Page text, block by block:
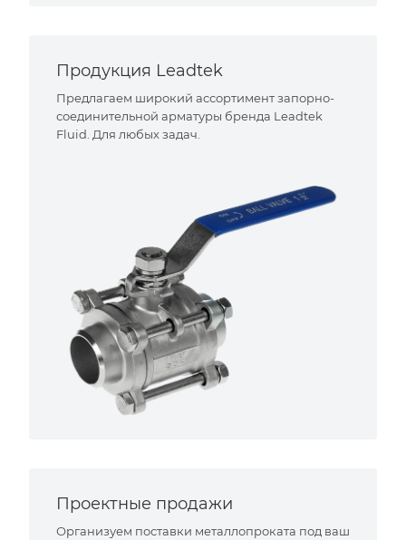
Продукция Leadtek
Предлагаем широкий ассортимент запорно-
соединительной арматуры бренда Leadtek
Fluid. Для любых задач.
Проектные продажи
Организуем поставки металлопроката под ваш